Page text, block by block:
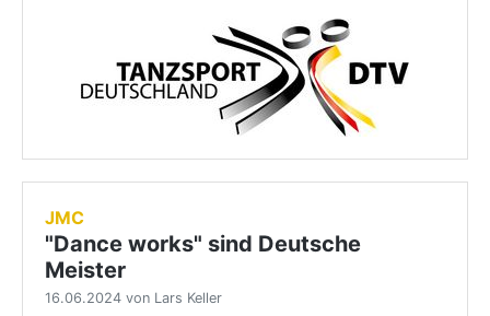
JMC
"Dance works" sind Deutsche
Meister
16.06.2024 von Lars Keller